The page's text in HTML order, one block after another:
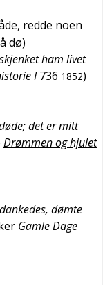
redde noen
dø)
ham livet
I 736 1852)
det er mitt
Drømmen og hjulet
dømte
Gamle Dage